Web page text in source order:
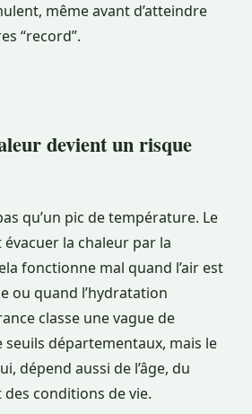
même avant d’atteindre
“record”.
devient un risque
qu’un pic de température. Le
la chaleur par la
fonctionne mal quand l’air est
ou quand l’hydratation
classe une vague de
départementaux, mais le
dépend aussi de l’âge, du
conditions de vie.